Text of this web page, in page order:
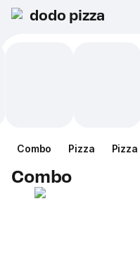
dodo pizza
Combo Pizza
Combo